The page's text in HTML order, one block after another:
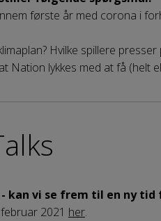
første år med corona i
Hvilke spillere presser
Nation lykkes med at få (helt
kan vi se frem til en ny tid
2021 her.